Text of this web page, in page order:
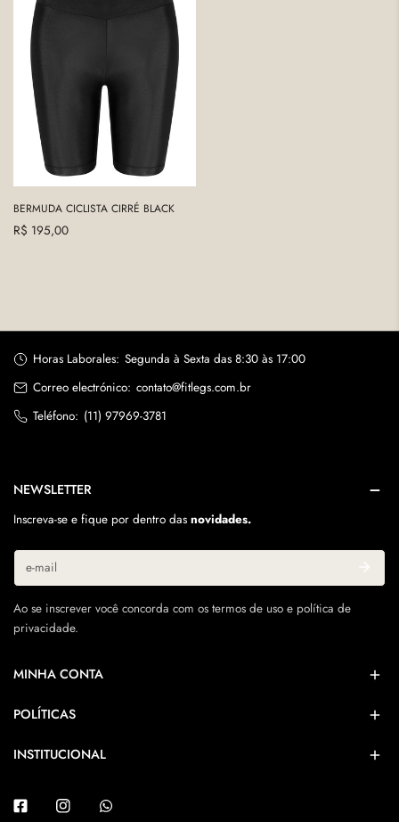
Black
BERMUDA CICLISTA CIRRÉ BLACK
Precio
R$ 195,00
Horas Laborales: Segunda à Sexta das 8:30 às 17:00
Correo electrónico: contato@fitlegs.com.br
Teléfono: (11) 97969-3781
NEWSLETTER
Inscreva-se e fique por dentro das novidades.
Correo
electrónico
Ao se inscrever você concorda com os termos de uso e política de
privacidade.
MINHA CONTA
POLÍTICAS
INSTITUCIONAL
FacebookInstagram